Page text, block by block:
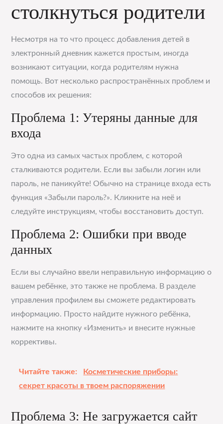
столкнуться родители
Несмотря на то что процесс добавления детей в
электронный дневник кажется простым, иногда
возникают ситуации, когда родителям нужна
помощь. Вот несколько распространённых проблем и
способов их решения:
Проблема 1: Утеряны данные для
входа
Это одна из самых частых проблем, с которой
сталкиваются родители. Если вы забыли логин или
пароль, не паникуйте! Обычно на странице входа есть
функция «Забыли пароль?». Кликните на неё и
следуйте инструкциям, чтобы восстановить доступ.
Проблема 2: Ошибки при вводе
данных
Если вы случайно ввели неправильную информацию о
вашем ребёнке, это также не проблема. В разделе
управления профилем вы сможете редактировать
информацию. Просто найдите нужного ребёнка,
нажмите на кнопку «Изменить» и внесите нужные
коррективы.
Читайте также:
Косметические приборы:
секрет красоты в твоем распоряжении
Проблема 3: Не загружается сайт